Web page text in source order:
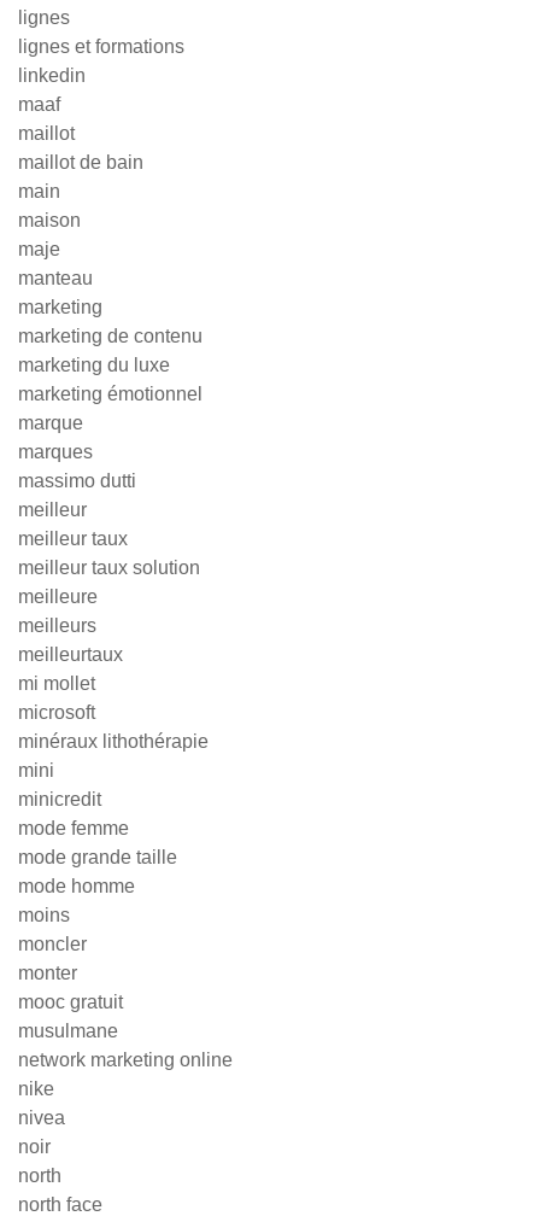
lignes
lignes et formations
linkedin
maaf
maillot
maillot de bain
main
maison
maje
manteau
marketing
marketing de contenu
marketing du luxe
marketing émotionnel
marque
marques
massimo dutti
meilleur
meilleur taux
meilleur taux solution
meilleure
meilleurs
meilleurtaux
mi mollet
microsoft
minéraux lithothérapie
mini
minicredit
mode femme
mode grande taille
mode homme
moins
moncler
monter
mooc gratuit
musulmane
network marketing online
nike
nivea
noir
north
north face